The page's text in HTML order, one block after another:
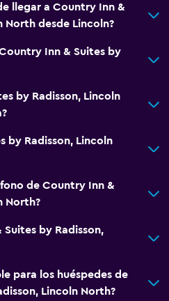
llegar a Country Inn &
North desde Lincoln?
Inn & Suites by
by Radisson, Lincoln
by Radisson, Lincoln
de Country Inn &
North?
by Radisson,
para los huéspedes de
Lincoln North?